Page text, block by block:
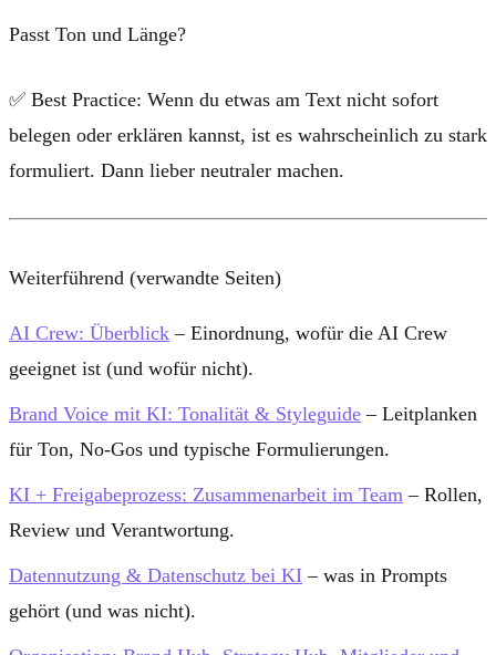
Passt Ton und Länge?
✅ Best Practice: Wenn du etwas am Text nicht sofort
belegen oder erklären kannst, ist es wahrscheinlich zu stark
formuliert. Dann lieber neutraler machen.
Weiterführend (verwandte Seiten)
AI Crew: Überblick – Einordnung, wofür die AI Crew
geeignet ist (und wofür nicht).
Brand Voice mit KI: Tonalität & Styleguide – Leitplanken
für Ton, No-Gos und typische Formulierungen.
KI + Freigabeprozess: Zusammenarbeit im Team – Rollen,
Review und Verantwortung.
Datennutzung & Datenschutz bei KI – was in Prompts
gehört (und was nicht).